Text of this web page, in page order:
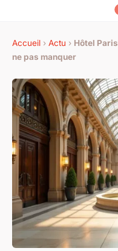
Accueil › Actu › Hôtel
ne pas manquer